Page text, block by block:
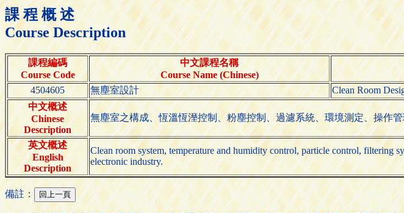
課 程 概 述
Course Description
課程編碼
Course Code
中文課程名稱
Course Name (Chinese)
4504605
無塵室設計 Clean Room
中文概述
Chinese
Description
無塵室之構成、恆溫恆溼控制、粉塵控制、過濾系統、環境測定、操作
英文概述
English
Description
Clean room system, temperature and humidity control, particle control, filtering
electronic industry.
備註：